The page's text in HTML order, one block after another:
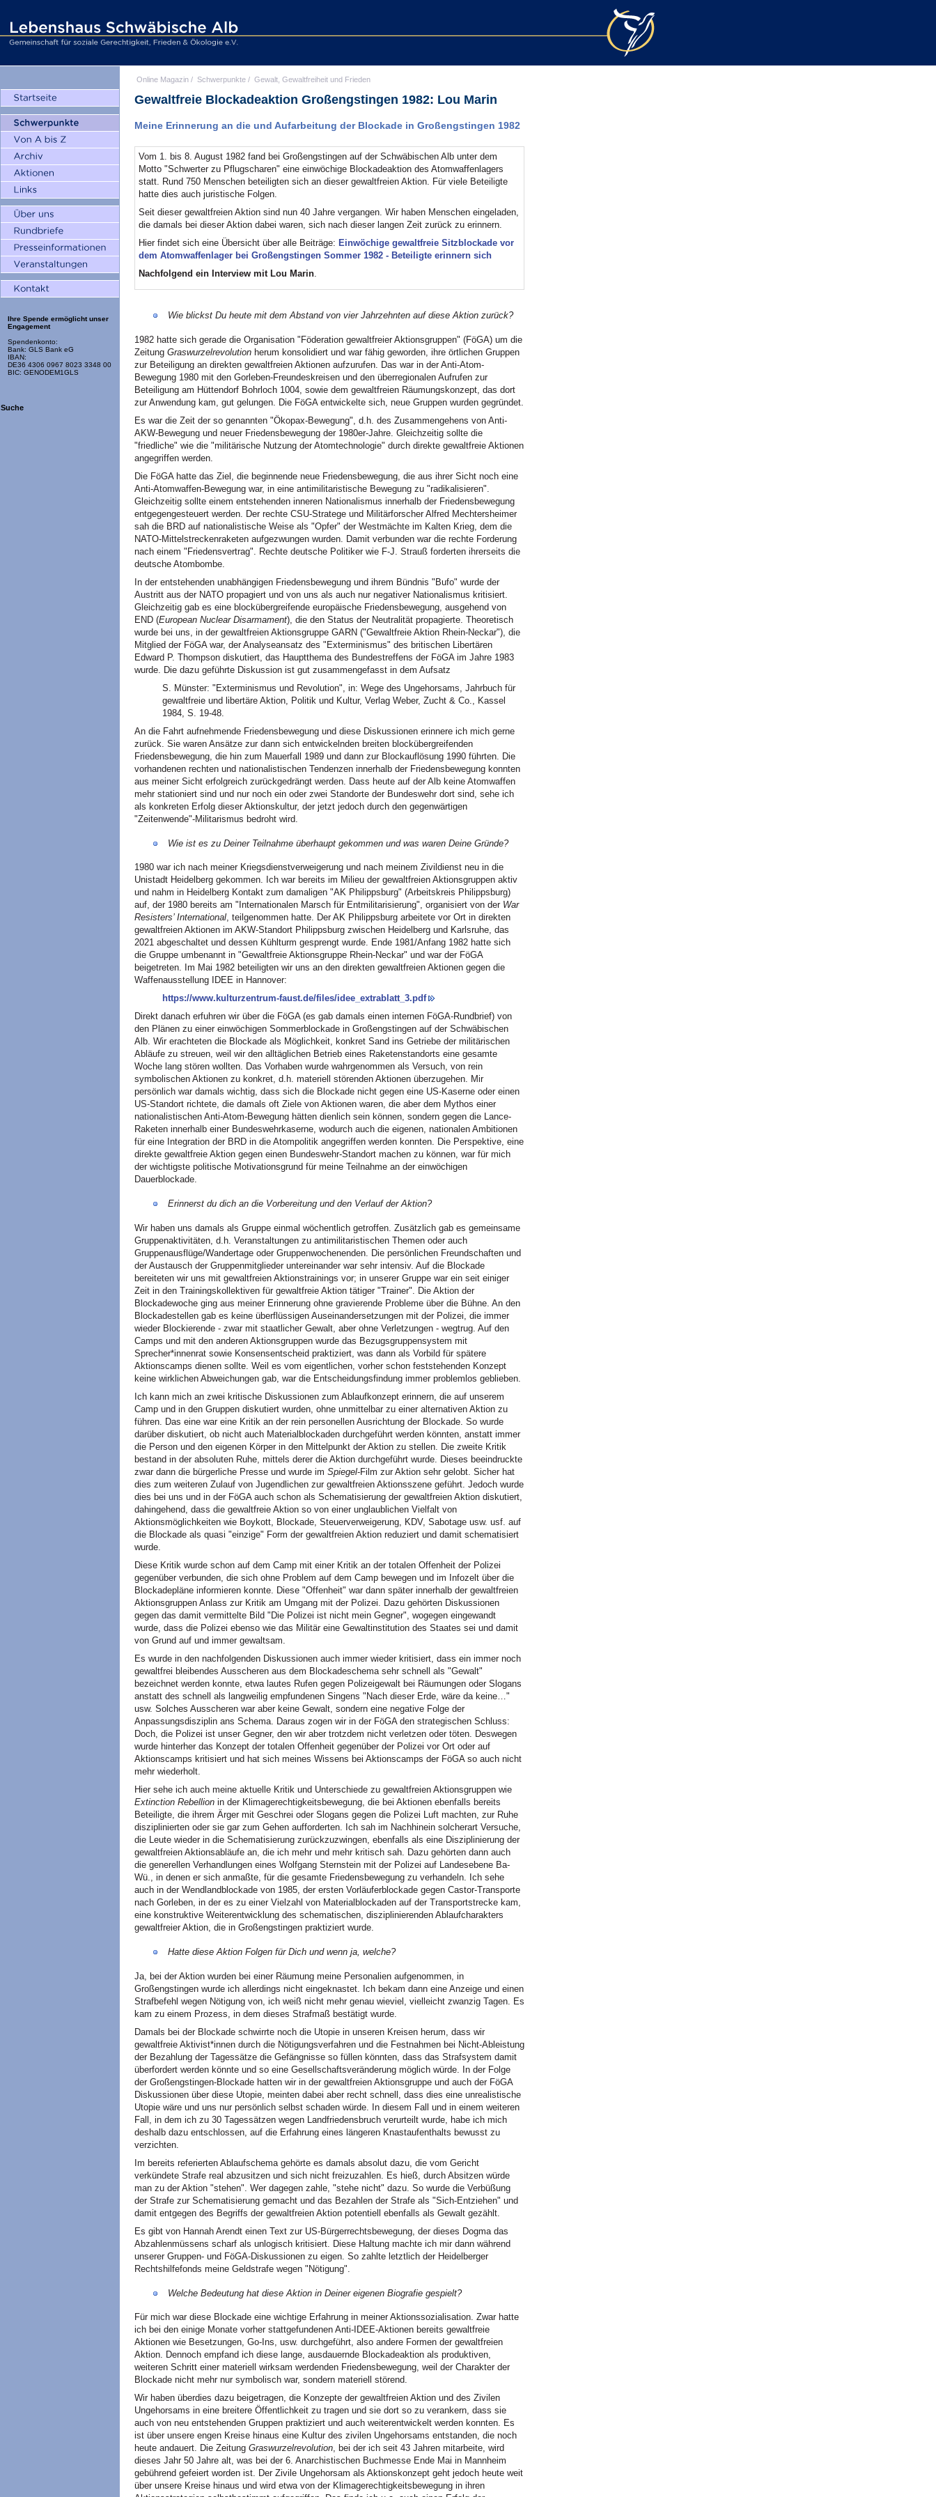
Ihre Spende ermöglicht unser
Engagement
Spendenkonto:
Bank: GLS Bank eG
IBAN:
DE36 4306 0967 8023 3348 00
BIC: GENODEM1GLS
Suche
Online Magazin / Schwerpunkte / Gewalt, Gewaltfreiheit und Frieden
Gewaltfreie Blockadeaktion Großengstingen 1982: Lou Marin
Meine Erinnerung an die und Aufarbeitung der Blockade in Großengstingen 1982
Vom 1. bis 8. August 1982 fand bei Großengstingen auf der Schwäbischen Alb unter dem
Motto "Schwerter zu Pflugscharen" eine einwöchige Blockadeaktion des Atomwaffenlagers
statt. Rund 750 Menschen beteiligten sich an dieser gewaltfreien Aktion. Für viele Beteiligte
hatte dies auch juristische Folgen.
Seit dieser gewaltfreien Aktion sind nun 40 Jahre vergangen. Wir haben Menschen eingeladen,
die damals bei dieser Aktion dabei waren, sich nach dieser langen Zeit zurück zu erinnern.
Hier findet sich eine Übersicht über alle Beiträge: Einwöchige gewaltfreie Sitzblockade vor
dem Atomwaffenlager bei Großengstingen Sommer 1982 - Beteiligte erinnern sich
Nachfolgend ein Interview mit Lou Marin
Wie blickst Du heute mit dem Abstand von vier Jahrzehnten auf diese Aktion zurück?
1982 hatte sich gerade die Organisation "Föderation gewaltfreier Aktionsgruppen" (FöGA) um die
Zeitung Graswurzelrevolution herum konsolidiert und war fähig geworden, ihre örtlichen Gruppen
zur Beteiligung an direkten gewaltfreien Aktionen aufzurufen. Das war in der Anti-Atom-
Bewegung 1980 mit den Gorleben-Freundeskreisen und den überregionalen Aufrufen zur
Beteiligung am Hüttendorf Bohrloch 1004, sowie dem gewaltfreien Räumungskonzept, das dort
zur Anwendung kam, gut gelungen. Die FöGA entwickelte sich, neue Gruppen wurden gegründet.
Es war die Zeit der so genannten "Ökopax-Bewegung", d.h. des Zusammengehens von Anti-
AKW-Bewegung und neuer Friedensbewegung der 1980er-Jahre. Gleichzeitig sollte die
"friedliche" wie die "militärische Nutzung der Atomtechnologie" durch direkte gewaltfreie Aktionen
angegriffen werden.
Die FöGA hatte das Ziel, die beginnende neue Friedensbewegung, die aus ihrer Sicht noch eine
Anti-Atomwaffen-Bewegung war, in eine antimilitaristische Bewegung zu "radikalisieren".
Gleichzeitig sollte einem entstehenden inneren Nationalismus innerhalb der Friedensbewegung
entgegengesteuert werden. Der rechte CSU-Stratege und Militärforscher Alfred Mechtersheimer
sah die BRD auf nationalistische Weise als "Opfer" der Westmächte im Kalten Krieg, dem die
NATO-Mittelstreckenraketen aufgezwungen wurden. Damit verbunden war die rechte Forderung
nach einem "Friedensvertrag". Rechte deutsche Politiker wie F-J. Strauß forderten ihrerseits die
deutsche Atombombe.
In der entstehenden unabhängigen Friedensbewegung und ihrem Bündnis "Bufo" wurde der
Austritt aus der NATO propagiert und von uns als auch nur negativer Nationalismus kritisiert.
Gleichzeitig gab es eine blockübergreifende europäische Friedensbewegung, ausgehend von
END (European Nuclear Disarmament), die den Status der Neutralität propagierte. Theoretisch
wurde bei uns, in der gewaltfreien Aktionsgruppe GARN ("Gewaltfreie Aktion Rhein-Neckar"), die
Mitglied der FöGA war, der Analyseansatz des "Exterminismus" des britischen Libertären
Edward P. Thompson diskutiert, das Hauptthema des Bundestreffens der FöGA im Jahre 1983
wurde. Die dazu geführte Diskussion ist gut zusammengefasst in dem Aufsatz
S. Münster: "Exterminismus und Revolution", in: Wege des Ungehorsams, Jahrbuch für
gewaltfreie und libertäre Aktion, Politik und Kultur, Verlag Weber, Zucht & Co., Kassel
1984, S. 19-48.
An die Fahrt aufnehmende Friedensbewegung und diese Diskussionen erinnere ich mich gerne
zurück. Sie waren Ansätze zur dann sich entwickelnden breiten blockübergreifenden
Friedensbewegung, die hin zum Mauerfall 1989 und dann zur Blockauflösung 1990 führten. Die
vorhandenen rechten und nationalistischen Tendenzen innerhalb der Friedensbewegung konnten
aus meiner Sicht erfolgreich zurückgedrängt werden. Dass heute auf der Alb keine Atomwaffen
mehr stationiert sind und nur noch ein oder zwei Standorte der Bundeswehr dort sind, sehe ich
als konkreten Erfolg dieser Aktionskultur, der jetzt jedoch durch den gegenwärtigen
"Zeitenwende"-Militarismus bedroht wird.
Wie ist es zu Deiner Teilnahme überhaupt gekommen und was waren Deine Gründe?
1980 war ich nach meiner Kriegsdienstverweigerung und nach meinem Zivildienst neu in die
Unistadt Heidelberg gekommen. Ich war bereits im Milieu der gewaltfreien Aktionsgruppen aktiv
und nahm in Heidelberg Kontakt zum damaligen "AK Philippsburg" (Arbeitskreis Philippsburg)
auf, der 1980 bereits am "Internationalen Marsch für Entmilitarisierung", organisiert von der War
Resisters’ International, teilgenommen hatte. Der AK Philippsburg arbeitete vor Ort in direkten
gewaltfreien Aktionen im AKW-Standort Philippsburg zwischen Heidelberg und Karlsruhe, das
2021 abgeschaltet und dessen Kühlturm gesprengt wurde. Ende 1981/Anfang 1982 hatte sich
die Gruppe umbenannt in "Gewaltfreie Aktionsgruppe Rhein-Neckar" und war der FöGA
beigetreten. Im Mai 1982 beteiligten wir uns an den direkten gewaltfreien Aktionen gegen die
Waffenausstellung IDEE in Hannover:
https://www.kulturzentrum-faust.de/files/idee_extrablatt_3.pdf
Direkt danach erfuhren wir über die FöGA (es gab damals einen internen FöGA-Rundbrief) von
den Plänen zu einer einwöchigen Sommerblockade in Großengstingen auf der Schwäbischen
Alb. Wir erachteten die Blockade als Möglichkeit, konkret Sand ins Getriebe der militärischen
Abläufe zu streuen, weil wir den alltäglichen Betrieb eines Raketenstandorts eine gesamte
Woche lang stören wollten. Das Vorhaben wurde wahrgenommen als Versuch, von rein
symbolischen Aktionen zu konkret, d.h. materiell störenden Aktionen überzugehen. Mir
persönlich war damals wichtig, dass sich die Blockade nicht gegen eine US-Kaserne oder einen
US-Standort richtete, die damals oft Ziele von Aktionen waren, die aber dem Mythos einer
nationalistischen Anti-Atom-Bewegung hätten dienlich sein können, sondern gegen die Lance-
Raketen innerhalb einer Bundeswehrkaserne, wodurch auch die eigenen, nationalen Ambitionen
für eine Integration der BRD in die Atompolitik angegriffen werden konnten. Die Perspektive, eine
direkte gewaltfreie Aktion gegen einen Bundeswehr-Standort machen zu können, war für mich
der wichtigste politische Motivationsgrund für meine Teilnahme an der einwöchigen
Dauerblockade.
Erinnerst du dich an die Vorbereitung und den Verlauf der Aktion?
Wir haben uns damals als Gruppe einmal wöchentlich getroffen. Zusätzlich gab es gemeinsame
Gruppenaktivitäten, d.h. Veranstaltungen zu antimilitaristischen Themen oder auch
Gruppenausflüge/Wandertage oder Gruppenwochenenden. Die persönlichen Freundschaften und
der Austausch der Gruppenmitglieder untereinander war sehr intensiv. Auf die Blockade
bereiteten wir uns mit gewaltfreien Aktionstrainings vor; in unserer Gruppe war ein seit einiger
Zeit in den Trainingskollektiven für gewaltfreie Aktion tätiger "Trainer". Die Aktion der
Blockadewoche ging aus meiner Erinnerung ohne gravierende Probleme über die Bühne. An den
Blockadestellen gab es keine überflüssigen Auseinandersetzungen mit der Polizei, die immer
wieder Blockierende - zwar mit staatlicher Gewalt, aber ohne Verletzungen - wegtrug. Auf den
Camps und mit den anderen Aktionsgruppen wurde das Bezugsgruppensystem mit
Sprecher*innenrat sowie Konsensentscheid praktiziert, was dann als Vorbild für spätere
Aktionscamps dienen sollte. Weil es vom eigentlichen, vorher schon feststehenden Konzept
keine wirklichen Abweichungen gab, war die Entscheidungsfindung immer problemlos geblieben.
Ich kann mich an zwei kritische Diskussionen zum Ablaufkonzept erinnern, die auf unserem
Camp und in den Gruppen diskutiert wurden, ohne unmittelbar zu einer alternativen Aktion zu
führen. Das eine war eine Kritik an der rein personellen Ausrichtung der Blockade. So wurde
darüber diskutiert, ob nicht auch Materialblockaden durchgeführt werden könnten, anstatt immer
die Person und den eigenen Körper in den Mittelpunkt der Aktion zu stellen. Die zweite Kritik
bestand in der absoluten Ruhe, mittels derer die Aktion durchgeführt wurde. Dieses beeindruckte
zwar dann die bürgerliche Presse und wurde im Spiegel-Film zur Aktion sehr gelobt. Sicher hat
dies zum weiteren Zulauf von Jugendlichen zur gewaltfreien Aktionsszene geführt. Jedoch wurde
dies bei uns und in der FöGA auch schon als Schematisierung der gewaltfreien Aktion diskutiert,
dahingehend, dass die gewaltfreie Aktion so von einer unglaublichen Vielfalt von
Aktionsmöglichkeiten wie Boykott, Blockade, Steuerverweigerung, KDV, Sabotage usw. usf. auf
die Blockade als quasi "einzige" Form der gewaltfreien Aktion reduziert und damit schematisiert
wurde.
Diese Kritik wurde schon auf dem Camp mit einer Kritik an der totalen Offenheit der Polizei
gegenüber verbunden, die sich ohne Problem auf dem Camp bewegen und im Infozelt über die
Blockadepläne informieren konnte. Diese "Offenheit" war dann später innerhalb der gewaltfreien
Aktionsgruppen Anlass zur Kritik am Umgang mit der Polizei. Dazu gehörten Diskussionen
gegen das damit vermittelte Bild "Die Polizei ist nicht mein Gegner", wogegen eingewandt
wurde, dass die Polizei ebenso wie das Militär eine Gewaltinstitution des Staates sei und damit
von Grund auf und immer gewaltsam.
Es wurde in den nachfolgenden Diskussionen auch immer wieder kritisiert, dass ein immer noch
gewaltfrei bleibendes Ausscheren aus dem Blockadeschema sehr schnell als "Gewalt"
bezeichnet werden konnte, etwa lautes Rufen gegen Polizeigewalt bei Räumungen oder Slogans
anstatt des schnell als langweilig empfundenen Singens "Nach dieser Erde, wäre da keine…"
usw. Solches Ausscheren war aber keine Gewalt, sondern eine negative Folge der
Anpassungsdisziplin ans Schema. Daraus zogen wir in der FöGA den strategischen Schluss:
Doch, die Polizei ist unser Gegner, den wir aber trotzdem nicht verletzen oder töten. Deswegen
wurde hinterher das Konzept der totalen Offenheit gegenüber der Polizei vor Ort oder auf
Aktionscamps kritisiert und hat sich meines Wissens bei Aktionscamps der FöGA so auch nicht
mehr wiederholt.
Hier sehe ich auch meine aktuelle Kritik und Unterschiede zu gewaltfreien Aktionsgruppen wie
Extinction Rebellion in der Klimagerechtigkeitsbewegung, die bei Aktionen ebenfalls bereits
Beteiligte, die ihrem Ärger mit Geschrei oder Slogans gegen die Polizei Luft machten, zur Ruhe
disziplinierten oder sie gar zum Gehen aufforderten. Ich sah im Nachhinein solcherart Versuche,
die Leute wieder in die Schematisierung zurückzuzwingen, ebenfalls als eine Disziplinierung der
gewaltfreien Aktionsabläufe an, die ich mehr und mehr kritisch sah. Dazu gehörten dann auch
die generellen Verhandlungen eines Wolfgang Sternstein mit der Polizei auf Landesebene Ba-
Wü., in denen er sich anmaßte, für die gesamte Friedensbewegung zu verhandeln. Ich sehe
auch in der Wendlandblockade von 1985, der ersten Vorläuferblockade gegen Castor-Transporte
nach Gorleben, in der es zu einer Vielzahl von Materialblockaden auf der Transportstrecke kam,
eine konstruktive Weiterentwicklung des schematischen, disziplinierenden Ablaufcharakters
gewaltfreier Aktion, die in Großengstingen praktiziert wurde.
Hatte diese Aktion Folgen für Dich und wenn ja, welche?
Ja, bei der Aktion wurden bei einer Räumung meine Personalien aufgenommen, in
Großengstingen wurde ich allerdings nicht eingeknastet. Ich bekam dann eine Anzeige und einen
Strafbefehl wegen Nötigung von, ich weiß nicht mehr genau wieviel, vielleicht zwanzig Tagen. Es
kam zu einem Prozess, in dem dieses Strafmaß bestätigt wurde.
Damals bei der Blockade schwirrte noch die Utopie in unseren Kreisen herum, dass wir
gewaltfreie Aktivist*innen durch die Nötigungsverfahren und die Festnahmen bei Nicht-Ableistung
der Bezahlung der Tagessätze die Gefängnisse so füllen könnten, dass das Strafsystem damit
überfordert werden könnte und so eine Gesellschaftsveränderung möglich würde. In der Folge
der Großengstingen-Blockade hatten wir in der gewaltfreien Aktionsgruppe und auch der FöGA
Diskussionen über diese Utopie, meinten dabei aber recht schnell, dass dies eine unrealistische
Utopie wäre und uns nur persönlich selbst schaden würde. In diesem Fall und in einem weiteren
Fall, in dem ich zu 30 Tagessätzen wegen Landfriedensbruch verurteilt wurde, habe ich mich
deshalb dazu entschlossen, auf die Erfahrung eines längeren Knastaufenthalts bewusst zu
verzichten.
Im bereits referierten Ablaufschema gehörte es damals absolut dazu, die vom Gericht
verkündete Strafe real abzusitzen und sich nicht freizuzahlen. Es hieß, durch Absitzen würde
man zu der Aktion "stehen". Wer dagegen zahle, "stehe nicht" dazu. So wurde die Verbüßung
der Strafe zur Schematisierung gemacht und das Bezahlen der Strafe als "Sich-Entziehen" und
damit entgegen des Begriffs der gewaltfreien Aktion potentiell ebenfalls als Gewalt gezählt.
Es gibt von Hannah Arendt einen Text zur US-Bürgerrechtsbewegung, der dieses Dogma das
Abzahlenmüssens scharf als unlogisch kritisiert. Diese Haltung machte ich mir dann während
unserer Gruppen- und FöGA-Diskussionen zu eigen. So zahlte letztlich der Heidelberger
Rechtshilfefonds meine Geldstrafe wegen "Nötigung".
Welche Bedeutung hat diese Aktion in Deiner eigenen Biografie gespielt?
Für mich war diese Blockade eine wichtige Erfahrung in meiner Aktionssozialisation. Zwar hatte
ich bei den einige Monate vorher stattgefundenen Anti-IDEE-Aktionen bereits gewaltfreie
Aktionen wie Besetzungen, Go-Ins, usw. durchgeführt, also andere Formen der gewaltfreien
Aktion. Dennoch empfand ich diese lange, ausdauernde Blockadeaktion als produktiven,
weiteren Schritt einer materiell wirksam werdenden Friedensbewegung, weil der Charakter der
Blockade nicht mehr nur symbolisch war, sondern materiell störend.
Wir haben überdies dazu beigetragen, die Konzepte der gewaltfreien Aktion und des Zivilen
Ungehorsams in eine breitere Öffentlichkeit zu tragen und sie dort so zu verankern, dass sie
auch von neu entstehenden Gruppen praktiziert und auch weiterentwickelt werden konnten. Es
ist über unsere engen Kreise hinaus eine Kultur des zivilen Ungehorsams entstanden, die noch
heute andauert. Die Zeitung Graswurzelrevolution, bei der ich seit 43 Jahren mitarbeite, wird
dieses Jahr 50 Jahre alt, was bei der 6. Anarchistischen Buchmesse Ende Mai in Mannheim
gebührend gefeiert worden ist. Der Zivile Ungehorsam als Aktionskonzept geht jedoch heute weit
über unsere Kreise hinaus und wird etwa von der Klimagerechtigkeitsbewegung in ihren